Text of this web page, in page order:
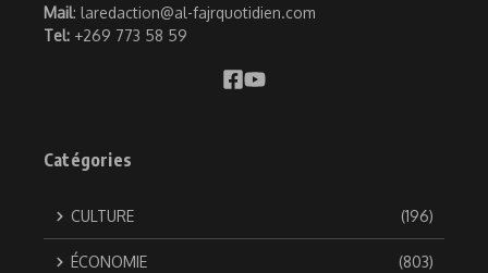
Mail: laredaction@al-fajrquotidien.com
Tel: +269 773 58 59
Catégories
CULTURE (196)
ÉCONOMIE (803)